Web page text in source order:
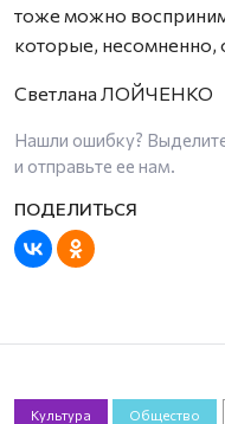
тоже можно
которые, несомненно,
Светлана ЛОЙЧЕНКО
Нашли ошибку?
и отправьте ее нам.
Культура Общество